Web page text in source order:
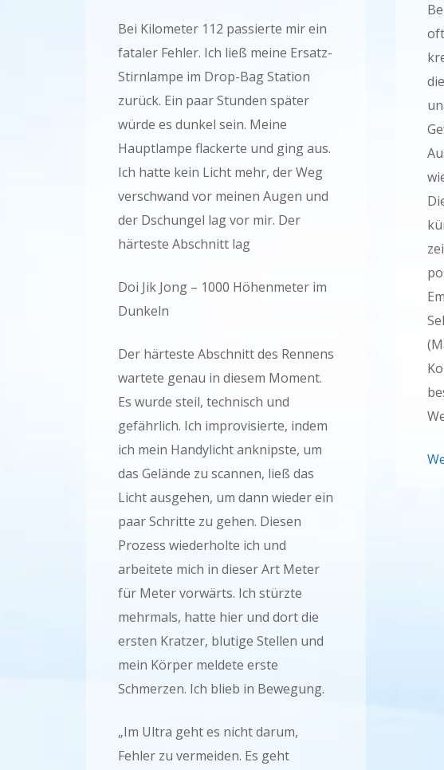
Bei Kilometer 112 passierte mir ein
fataler Fehler. Ich ließ meine Ersatz-
Stirnlampe im Drop-Bag Station
zurück. Ein paar Stunden später
würde es dunkel sein. Meine
Hauptlampe flackerte und ging aus.
Ich hatte kein Licht mehr, der Weg
verschwand vor meinen Augen und
der Dschungel lag vor mir. Der
härteste Abschnitt lag
Doi Jik Jong – 1000 Höhenmeter im
Dunkeln
Der härteste Abschnitt des Rennens
wartete genau in diesem Moment.
Es wurde steil, technisch und
gefährlich. Ich improvisierte, indem
ich mein Handylicht anknipste, um
das Gelände zu scannen, ließ das
Licht ausgehen, um dann wieder ein
paar Schritte zu gehen. Diesen
Prozess wiederholte ich und
arbeitete mich in dieser Art Meter
für Meter vorwärts. Ich stürzte
mehrmals, hatte hier und dort die
ersten Kratzer, blutige Stellen und
mein Körper meldete erste
Schmerzen. Ich blieb in Bewegung.
„Im Ultra geht es nicht darum,
Fehler zu vermeiden. Es geht